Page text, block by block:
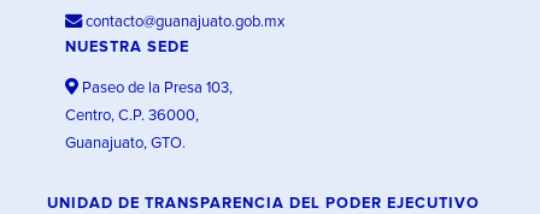
contacto@guanajuato.gob.mx
NUESTRA SEDE
Paseo de la Presa 103,
Centro, C.P. 36000,
Guanajuato, GTO.
UNIDAD DE TRANSPARENCIA DEL PODER EJECUTIVO